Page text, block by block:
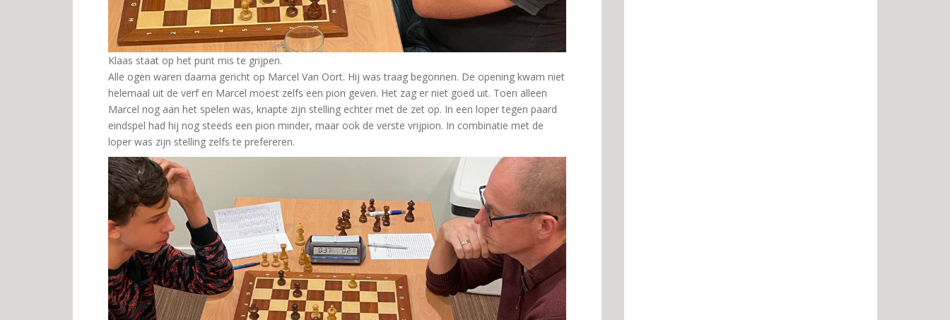
Klaas staat op het punt mis te grijpen.
Alle ogen waren daarna gericht op Marcel Van Oort. Hij was traag begonnen. De opening kwam niet
helemaal uit de verf en Marcel moest zelfs een pion geven. Het zag er niet goed uit. Toen alleen
Marcel nog aan het spelen was, knapte zijn stelling echter met de zet op. In een loper tegen paard
eindspel had hij nog steeds een pion minder, maar ook de verste vrijpion. In combinatie met de
loper was zijn stelling zelfs te prefereren.